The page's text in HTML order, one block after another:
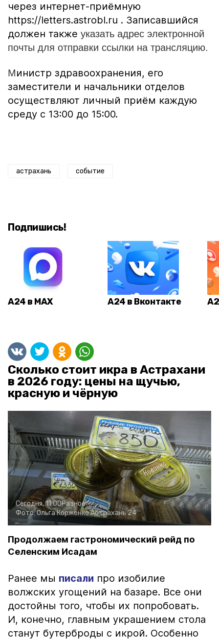
через интернет-приёмную
https://letters.astrobl.ru . Записавшийся
должен также указать адрес электронной
почты для отправки ссылки на трансляцию.
Министр здравоохранения, его
заместители и начальники отделов
осуществляют личный приём каждую
среду с 13:00 до 15:00.
астрахань событие
Подпишись!
А24 в MAX А24 в Вконтакте
Сколько стоит икра в Астрахани
в 2026 году: цены на щучью,
красную и чёрную
Сегодня, 11:00Разное
Фото:Ольга КорженкоАстрахань 24
Продолжаем гастрономический рейд по
Селенским Исадам
Ранее мы писали про изобилие
волжских угощений на базаре. Все они
достойны того, чтобы их попробовать.
И, конечно, главным украшением стола
станут бутерброды с икрой. Особенно